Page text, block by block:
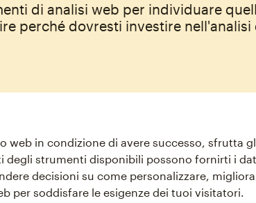
di analisi web per individuare
perché dovresti investire nell'analisi
web in condizione di avere successo, sfrutta
degli strumenti disponibili possono fornirti i
decisioni su come personalizzare,
per soddisfare le esigenze dei tuoi visitatori.